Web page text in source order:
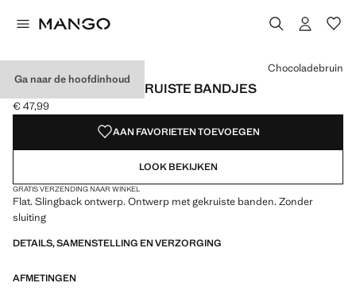
Ga naar de hoofdinhoud
SANDALEN MET GEKRUISTE BANDJES
Huidige prijs [€ 47,99 ]
€ 47,99
Kies een kleur
Kleur Chocoladebruin geselecteerd
Chocoladebruin
AAN FAVORIETEN TOEVOEGEN
LOOK BEKIJKEN
GRATIS VERZENDING NAAR WINKEL
Flat. Slingback ontwerp. Ontwerp met gekruiste banden. Zonder
sluiting
DETAILS, SAMENSTELLING EN VERZORGING
AFMETINGEN